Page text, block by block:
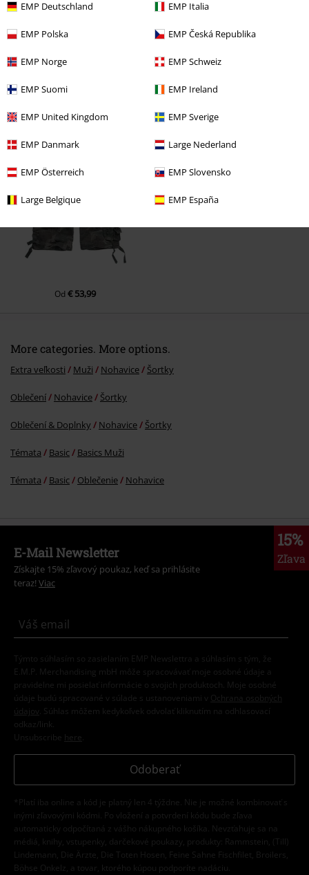
EMP Deutschland EMP Italia
EMP Polska EMP Česká Republika
EMP Norge EMP Schweiz
EMP Suomi EMP Ireland
EMP United Kingdom EMP Sverige
EMP Danmark Large Nederland
EMP Österreich EMP Slovensko
Large Belgique EMP España
Naposledy navštívené
Od € 53,99
More categories. More options.
Extra veľkosti Muži Nohavice Šortky
Oblečení Nohavice Šortky
Oblečení & Doplnky Nohavice Šortky
Témata Basic Basics Muži
Témata Basic Oblečenie Nohavice
15%
Zľava
E-Mail Newsletter
Získajte 15% zľavový poukaz, keď sa prihlásite
teraz! Viac
Týmto súhlasím so zasielaním EMP Newslettra a súhlasím s tým, že
E.M.P. Merchandising mbH môže spracovávať moje osobné údaje a
pravidelne mi posielať informácie o svojich produktoch. Moje osobné
údaje budú spracované v súlade s ustanoveniami v
Ochrana osobných
údajov
. Súhlas môžem kedykoľvek odvolať kliknutím na odhlasovací
odkaz/link.
Unsubscribe here
Odoberať
*Platí iba online a kód je platný len 4 týždne. Nie je možné kombinovať s
inými zľavovými kódmi. Po vložení a potvrdení kódu bude zľava
automaticky odpočítaná z vášho nákupného košíka. Nevzťahuje sa na
médiá, knihy, vstupenky, darčekové poukazy, produkty: Rammstein, (Till)
Lindemann, Die Ärzte, Die Toten Hosen, Feine Sahne Fischfilet, Broilers,
Böhse Onkelz, a tovar, ktorého kúpou podporíte nadáciu.